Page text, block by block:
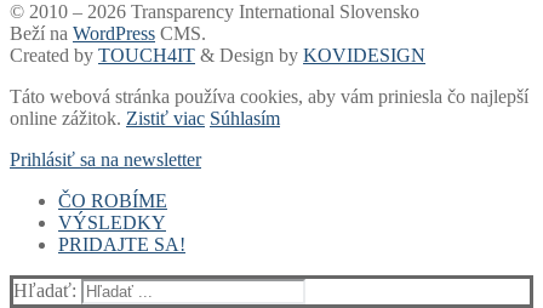
© 2010 – 2026 Transparency International Slovensko
Beží na WordPress CMS.
Created by TOUCH4IT & Design by KOVIDESIGN
Táto webová stránka používa cookies, aby vám priniesla čo najlepší
online zážitok. Zistiť viac Súhlasím
Prihlásiť sa na newsletter
ČO ROBÍME
Voľby a financovanie strán
Samospráva
Whistleblowing
VÝSLEDKY
Rebríčky a portály
Rebríček miest a žúp
Blog
PRIDAJTE SA!
2 % dane
Hľadať: